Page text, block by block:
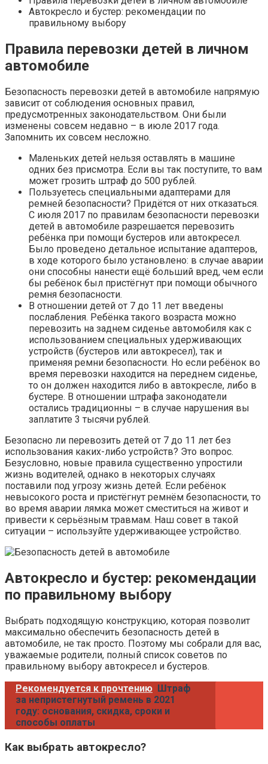
Автокресло и бустер: рекомендации по
правильному выбору
Правила перевозки детей в личном
автомобиле
Безопасность перевозки детей в автомобиле напрямую
зависит от соблюдения основных правил,
предусмотренных законодательством. Они были
изменены совсем недавно – в июле 2017 года.
Запомнить их совсем несложно.
Маленьких детей нельзя оставлять в машине
одних без присмотра. Если вы так поступите, то вам
может грозить штраф до 500 рублей.
Пользуетесь специальными адаптерами для
ремней безопасности? Придётся от них отказаться.
С июля 2017 по правилам безопасности перевозки
детей в автомобиле разрешается перевозить
ребёнка при помощи бустеров или автокресел.
Было проведено детальное испытание адаптеров,
в ходе которого было установлено: в случае аварии
они способны нанести ещё больший вред, чем если
бы ребёнок был пристёгнут при помощи обычного
ремня безопасности.
В отношении детей от 7 до 11 лет введены
послабления. Ребёнка такого возраста можно
перевозить на заднем сиденье автомобиля как с
использованием специальных удерживающих
устройств (бустеров или автокресел), так и
применяя ремни безопасности. Но если ребёнок во
время перевозки находится на переднем сиденье,
то он должен находится либо в автокресле, либо в
бустере. В отношении штрафа законодатели
остались традиционны – в случае нарушения вы
заплатите 3 тысячи рублей.
Безопасно ли перевозить детей от 7 до 11 лет без
использования каких-либо устройств? Это вопрос.
Безусловно, новые правила существенно упростили
жизнь водителей, однако в некоторых случаях
поставили под угрозу жизнь детей. Если ребёнок
невысокого роста и пристёгнут ремнём безопасности, то
во время аварии лямка может сместиться на живот и
привести к серьёзным травмам. Наш совет в такой
ситуации – используйте удерживающее устройство.
Автокресло и бустер: рекомендации
по правильному выбору
Выбрать подходящую конструкцию, которая позволит
максимально обеспечить безопасность детей в
автомобиле, не так просто. Поэтому мы собрали для вас,
уважаемые родители, полный список советов по
правильному выбору автокресел и бустеров.
Рекомендуется к прочтению Штраф
за непристегнутый ремень в 2021
году: основания, скидка, сроки и
способы оплаты
Как выбрать автокресло?